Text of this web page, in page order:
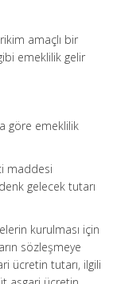
amaçlı bir
emeklilik gelir
göre emeklilik
maddesi
gelecek tutarı
kurulması için
sözleşmeye
ücretin tutarı, ilgili